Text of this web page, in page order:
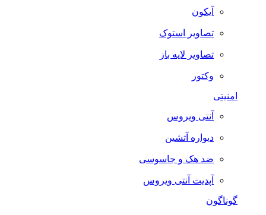
آیکون
تصاویر استوک
تصاویر لایه باز
وکتور
امنیتی
آنتی ویروس
دیواره آتشین
ضد هک و جاسوسی
آپدیت آنتی ویروس
گوناگون